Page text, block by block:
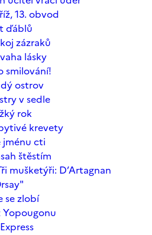
13. obvod
ďáblů
zázraků
lásky
smilování!
ostrov
v sedle
rok
krevety
jménu cti
štěstím
mušketýři: D’Artagnan
se zlobí
Yopougonu